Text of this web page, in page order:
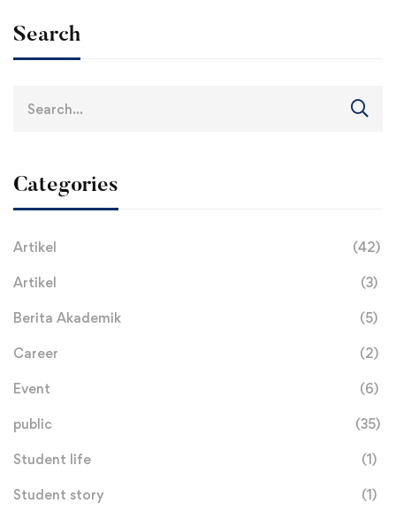
Search
Categories
Artikel (42)
Artikel (3)
Berita Akademik (5)
Career (2)
Event (6)
public (35)
Student life (1)
Student story (1)